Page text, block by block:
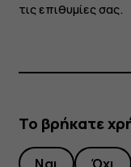
τις επιθυμίες σας.
Το βρήκατε